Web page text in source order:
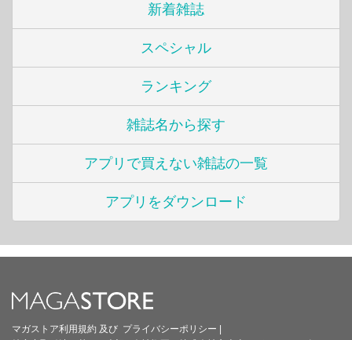
新着雑誌
スペシャル
ランキング
雑誌名から探す
アプリで買えない雑誌の一覧
アプリをダウンロード
マガストア利用規約 及び プライバシーポリシー